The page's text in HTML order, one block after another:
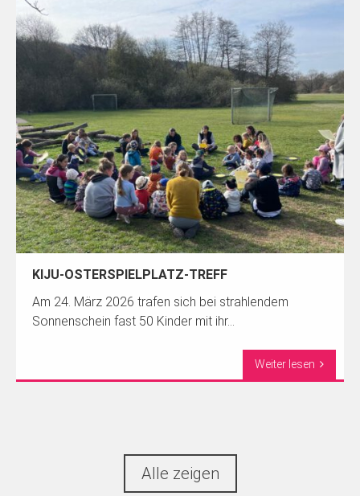
KIJU-OSTERSPIELPLATZ-TREFF
Am 24. März 2026 trafen sich bei strahlendem
Sonnenschein fast 50 Kinder mit ihr...
Weiter lesen
Alle zeigen